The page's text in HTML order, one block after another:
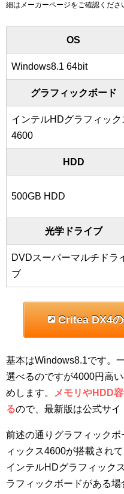
細はメーカーページをご確認くださ
OS
Windows8.1 64bit
グラフィックボード
インテルHDグラフィック
4600
HDD
500GB HDD
光学ドライブ
DVDスーパーマルチドラ
ブ
Critea DX4
基本はWindows8.1です。
選べるのですが4000円高
めします。
メモリやHDD
るので、最新版は公式サイ
前述の通りグラフィック
ィックス4600が搭載され
インテルHDグラフィック
ラフィックボードがある